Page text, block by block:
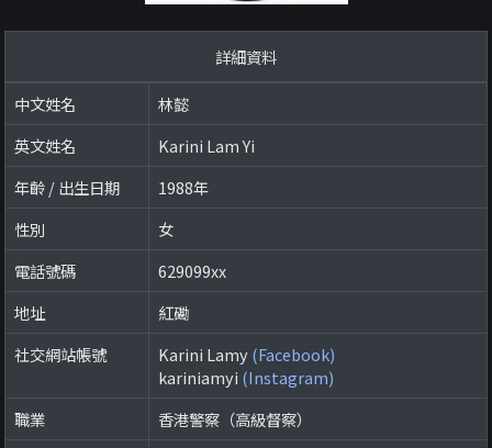
詳細資料
中文姓名
林懿
英文姓名
Karini Lam Yi
年齡 / 出生日期
1988年
性別
女
電話號碼
629099xx
地址
紅磡
社交網站帳號
Karini Lamy(Facebook)
kariniamyi (Instagram)
職業
香港警察（高級督察）